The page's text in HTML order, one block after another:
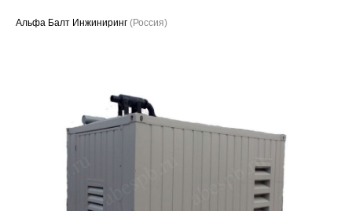
Альфа Балт Инжиниринг (Россия)